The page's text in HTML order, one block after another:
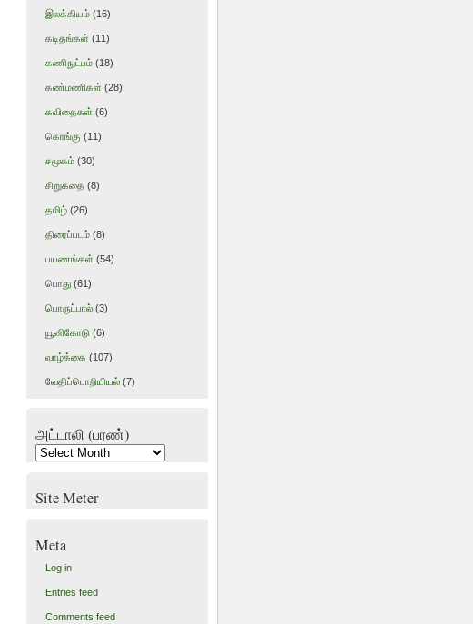
இலக்கியம்(16)
கடிதங்கள் (11)
கணிநுட்பம்(18)
கண்மணிகள் (28)
கவிதைகள் (6)
கொங்கு (11)
சமூகம்(30)
சிறுகதை (8)
தமிழ்(26)
திரைப்படம்(8)
பயணங்கள் (54)
பொது(61)
பொருட்பால்(3)
யூனிகோடு (6)
வாழ்க்கை (107)
வேதிப்பொறியியல்(7)
அட்டாலி (பரண்)
அட்டாலி
Site Meter
Meta
Log in
Entries feed
Comments feed